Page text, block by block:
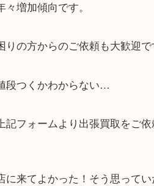
しております買取専門店
）へ出て目の前のショッピ
店舗がございます。